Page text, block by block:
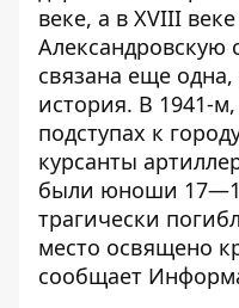
веке, а в XVIII
Александровскую
связана еще
история. В 1941-
подступах к
курсанты
были юноши
трагически
место освящено
сообщает